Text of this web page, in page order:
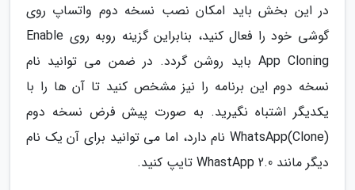
در این بخش باید امکان نصب نسخه دوم واتساپ روی
گوشی خود را فعال کنید، بنابراین گزینه روبه روی Enable
App Cloning باید روشن گردد. در ضمن می توانید نام
نسخه دوم این برنامه را نیز مشخص کنید تا آن ها را با
یکدیگر اشتباه نگیرید. به صورت پیش فرض نسخه دوم
(WhatsApp(Clone نام دارد، اما می توانید برای آن یک نام
دیگر مانند WhastApp 2.0 تایپ کنید.